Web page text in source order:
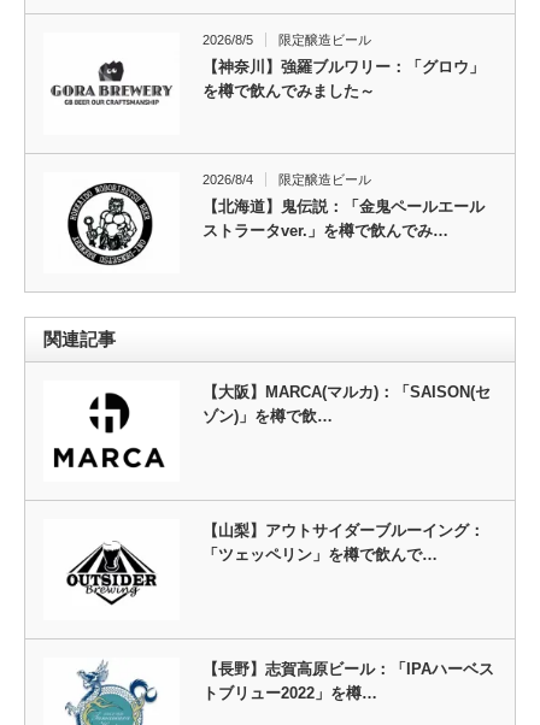
2026/8/5 限定醸造ビール
【神奈川】強羅ブルワリー：「グロウ」
を樽で飲んでみました～
2026/8/4 限定醸造ビール
【北海道】鬼伝説：「金鬼ペールエール
ストラータver.」を樽で飲んでみ…
関連記事
【大阪】MARCA(マルカ)：「SAISON(セ
ゾン)」を樽で飲…
【山梨】アウトサイダーブルーイング：
「ツェッペリン」を樽で飲んで…
【長野】志賀高原ビール：「IPAハーベス
トブリュー2022」を樽…